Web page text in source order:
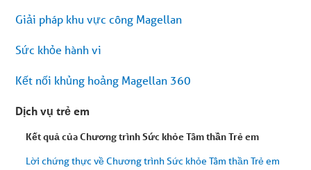
phụ.
Bỏ
nội
dung
viết
Giải pháp khu vực công Magellan
Sức khỏe hành vi
Kết nối khủng hoảng Magellan 360
Dịch vụ trẻ em
Kết quả của Chương trình Sức khỏe Tâm thần Trẻ em
Lời chứng thực về Chương trình Sức khỏe Tâm thần Trẻ em